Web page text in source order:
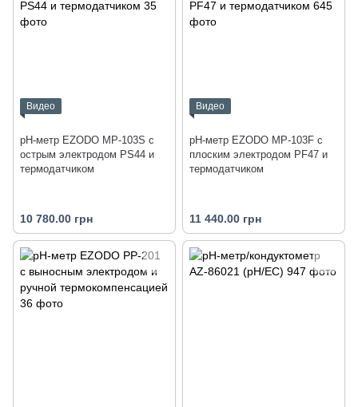
Видео
рН-метр EZODO MP-103S с
острым электродом PS44 и
термодатчиком
10 780.00 грн
Видео
рН-метр EZODO MP-103F с
плоским электродом PF47 и
термодатчиком
11 440.00 грн